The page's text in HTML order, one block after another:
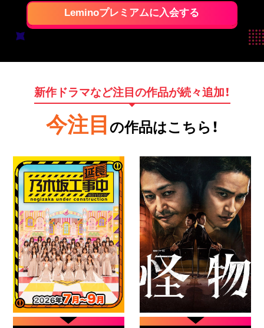
Leminoプレミアムに入会する
新作ドラマなど注目の作品が続々追加！
今注目 の作品はこちら！